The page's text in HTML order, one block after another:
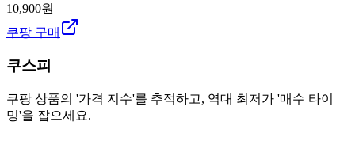
10,900원
쿠팡 구매
쿠스피
쿠팡 상품의 '가격 지수'를 추적하고, 역대 최저가 '매수 타이
밍'을 잡으세요.